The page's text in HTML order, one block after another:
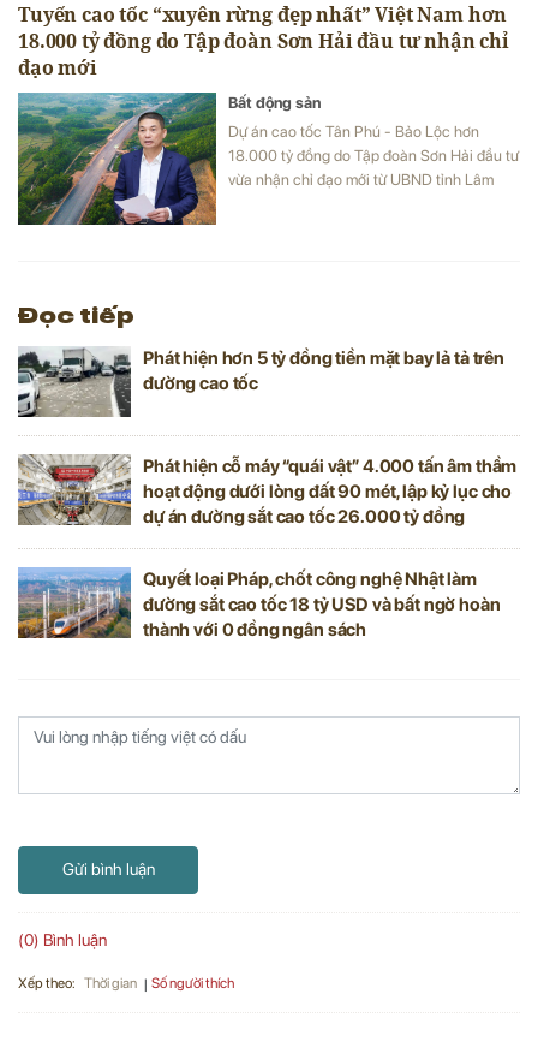
Tuyến cao tốc “xuyên rừng đẹp nhất” Việt Nam hơn
18.000 tỷ đồng do Tập đoàn Sơn Hải đầu tư nhận chỉ
đạo mới
Bất động sản
Dự án cao tốc Tân Phú - Bảo Lộc hơn
18.000 tỷ đồng do Tập đoàn Sơn Hải đầu tư
vừa nhận chỉ đạo mới từ UBND tỉnh Lâm
Đọc tiếp
Phát hiện hơn 5 tỷ đồng tiền mặt bay lả tả trên
đường cao tốc
Phát hiện cỗ máy “quái vật” 4.000 tấn âm thầm
hoạt động dưới lòng đất 90 mét, lập kỷ lục cho
dự án đường sắt cao tốc 26.000 tỷ đồng
Quyết loại Pháp, chốt công nghệ Nhật làm
đường sắt cao tốc 18 tỷ USD và bất ngờ hoàn
thành với 0 đồng ngân sách
Gửi bình luận
(0) Bình luận
Xếp theo: Thời gian Số người thích